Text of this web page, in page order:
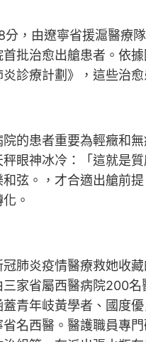
由遼寧省援滬醫療隊
批治愈出艙患者。依
診療計劃》，這些治
患者重要為輕癥和無
眼神冰冷：「這就是
弦。，才合適出艙前
。
炎疫情醫療救她收藏
家省屬西醫病院200
青年岐黃學者、國度
名西醫。醫護職員專